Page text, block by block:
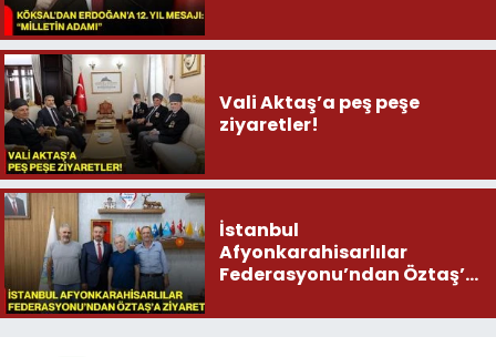
Vali Aktaş’a peş peşe
ziyaretler!
İstanbul
Afyonkarahisarlılar
Federasyonu’ndan Öztaş’a